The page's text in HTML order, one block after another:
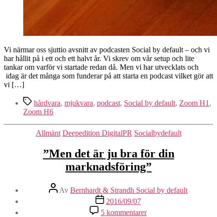
Vi närmar oss sjuttio avsnitt av podcasten Social by default – och vi
har hållit på i ett och ett halvt år. Vi skrev om vår setup och lite
tankar om varför vi startade redan då. Men vi har utvecklats och
idag är det många som funderar på att starta en podcast vilket gör att
vi […]
Etiketter
hårdvara, mjukvara, podcast, Social by default, Zoom H1 ,
Zoom H6
Kategorier
Allmänt Deepedition DigitalPR Socialbydefault
”Men det är ju bra för din
marknadsföring”
Inläggsförfattare
Av Bernhardt & Strandh Social by default
Inläggsdatum
2016/09/07
5 kommentarertill